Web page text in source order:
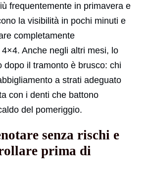
frequentemente in primavera e
la visibilità in pochi minuti e
completamente
4×4. Anche negli altri mesi, lo
dopo il tramonto è brusco: chi
a strati adeguato
con i denti che battono
del pomeriggio.
senza rischi e
prima di